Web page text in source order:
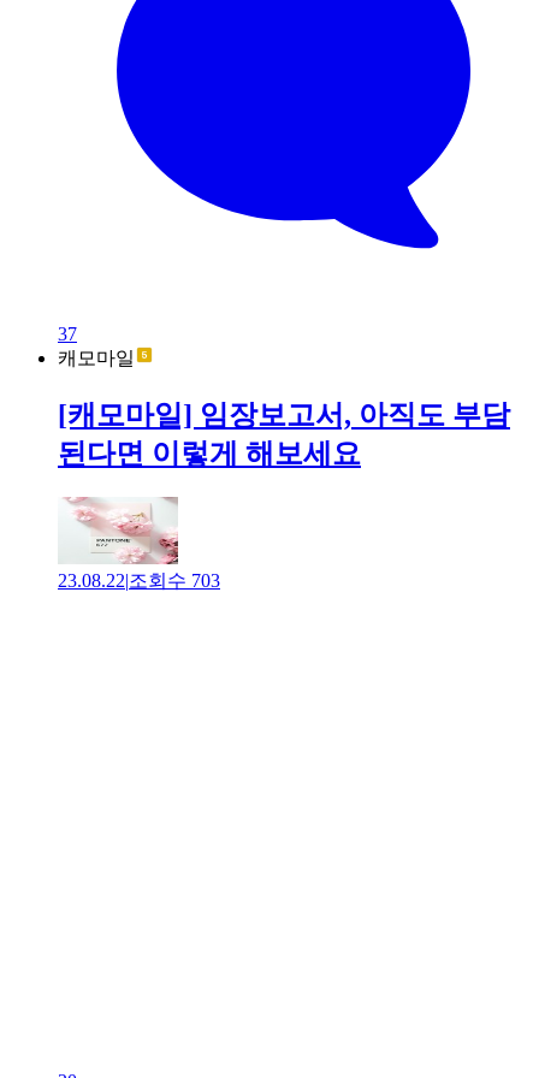
37
캐모마일
[캐모마일] 임장보고서, 아직도 부담
된다면 이렇게 해보세요
23.08.22|조회수 703